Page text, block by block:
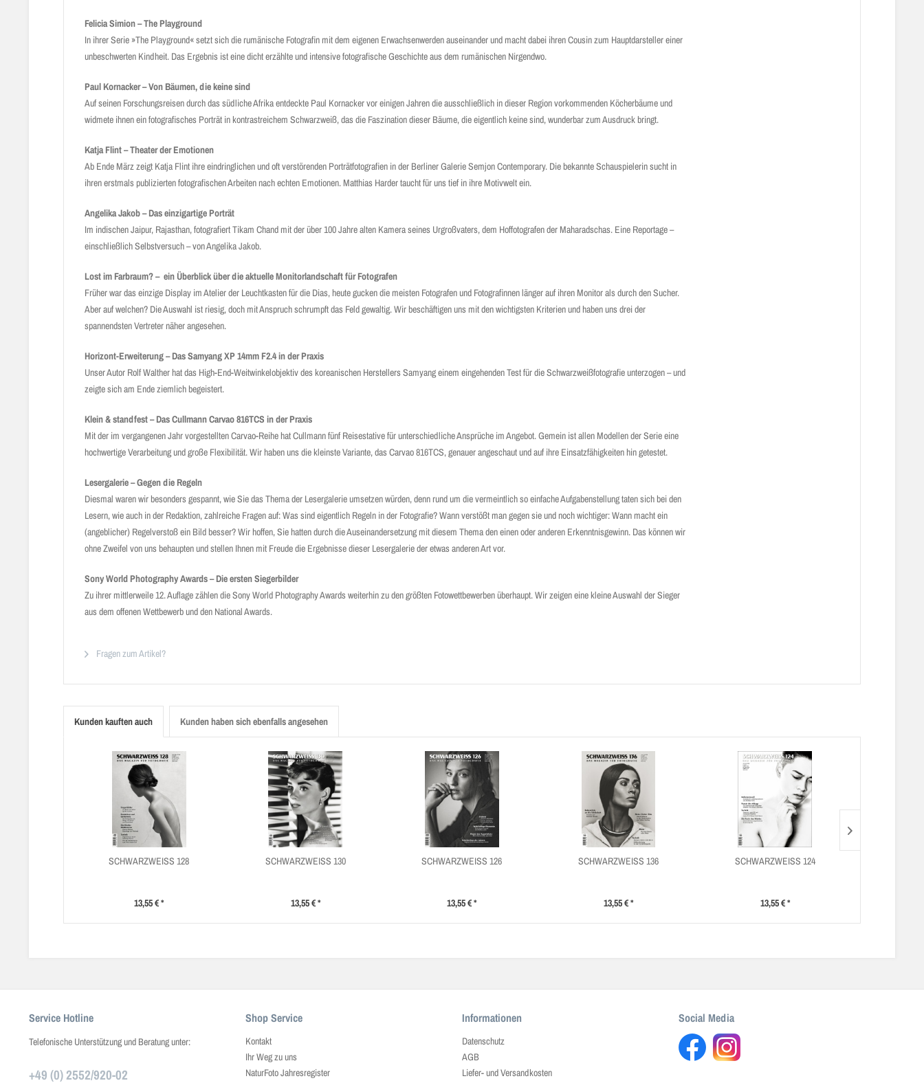
Felicia Simion – The Playground
In ihrer Serie »The Playground« setzt sich die rumänische Fotografin mit dem eigenen Erwachsenwerden auseinander und macht dabei ihren Cousin zum Hauptdarsteller einer
unbeschwerten Kindheit. Das Ergebnis ist eine dicht erzählte und intensive fotografische Geschichte aus dem rumänischen Nirgendwo.
Paul Kornacker – Von Bäumen, die keine sind
Auf seinen Forschungsreisen durch das südliche Afrika entdeckte Paul Kornacker vor einigen Jahren die ausschließlich in dieser Region vorkommenden Köcherbäume und
widmete ihnen ein fotografisches Porträt in kontrastreichem Schwarzweiß, das die Faszination dieser Bäume, die eigentlich keine sind, wunderbar zum Ausdruck bringt.
Katja Flint – Theater der Emotionen
Ab Ende März zeigt Katja Flint ihre eindringlichen und oft verstörenden Porträtfotografien in der Berliner Galerie Semjon Contemporary. Die bekannte Schauspielerin sucht in
ihren erstmals publizierten fotografischen Arbeiten nach echten Emotionen. Matthias Harder taucht für uns tief in ihre Motivwelt ein.
Angelika Jakob – Das einzigartige Porträt
Im indischen Jaipur, Rajasthan, fotografiert Tikam Chand mit der über 100 Jahre alten Kamera seines Urgroßvaters, dem Hoffotografen der Maharadschas. Eine Reportage –
einschließlich Selbstversuch – von Angelika Jakob.
Lost im Farbraum? – ein Überblick über die aktuelle Monitorlandschaft für Fotografen
Früher war das einzige Display im Atelier der Leuchtkasten für die Dias, heute gucken die meisten Fotografen und Fotografinnen länger auf ihren Monitor als durch den Sucher.
Aber auf welchen? Die Auswahl ist riesig, doch mit Anspruch schrumpft das Feld gewaltig. Wir beschäftigen uns mit den wichtigsten Kriterien und haben uns drei der
spannendsten Vertreter näher angesehen.
Horizont-Erweiterung – Das Samyang XP 14mm F2.4 in der Praxis
Unser Autor Rolf Walther hat das High-End-Weitwinkelobjektiv des koreanischen Herstellers Samyang einem eingehenden Test für die Schwarzweißfotografie unterzogen – und
zeigte sich am Ende ziemlich begeistert.
Klein & standfest – Das Cullmann Carvao 816TCS in der Praxis
Mit der im vergangenen Jahr vorgestellten Carvao-Reihe hat Cullmann fünf Reisestative für unterschiedliche Ansprüche im Angebot. Gemein ist allen Modellen der Serie eine
hochwertige Verarbeitung und große Flexibilität. Wir haben uns die kleinste Variante, das Carvao 816TCS, genauer angeschaut und auf ihre Einsatzfähigkeiten hin getestet.
Lesergalerie – Gegen die Regeln
Diesmal waren wir besonders gespannt, wie Sie das Thema der Lesergalerie umsetzen würden, denn rund um die vermeintlich so einfache Aufgabenstellung taten sich bei den
Lesern, wie auch in der Redaktion, zahlreiche Fragen auf: Was sind eigentlich Regeln in der Fotografie? Wann verstößt man gegen sie und noch wichtiger: Wann macht ein
(angeblicher) Regelverstoß ein Bild besser? Wir hoffen, Sie hatten durch die Auseinander­setzung mit diesem Thema den einen oder anderen Erkenntnisgewinn. Das können wir
ohne Zweifel von uns behaupten und stellen Ihnen mit Freude die Ergebnisse dieser Lesergalerie der etwas anderen Art vor.
Sony World Photography Awards – Die ersten Siegerbilder
Zu ihrer mittlerweile 12. Auflage zählen die Sony World Photography Awards weiterhin zu den größten Fotowettbewerben überhaupt. Wir zeigen eine kleine Auswahl der Sieger
aus dem offenen Wettbewerb und den National Awards.
Fragen zum Artikel?
Kunden kauften auch Kunden haben sich ebenfalls angesehen
SCHWARZWEISS 128
13,55 € *
SCHWARZWEISS 130
13,55 € *
SCHWARZWEISS 126
13,55 € *
SCHWARZWEISS 136
13,55 € *
SCHWARZWEISS 124
13,55 € *
Service Hotline
Telefonische Unterstützung und Beratung unter:
+49 (0) 2552/920-02
Shop Service
Kontakt
Ihr Weg zu uns
NaturFoto Jahresregister
Informationen
Datenschutz
AGB
Liefer- und Versandkosten
Social Media